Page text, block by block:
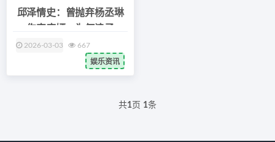
邱泽情史：曾抛弃杨丞琳
2026-03-03 667
娱乐资讯
共1 页 1条